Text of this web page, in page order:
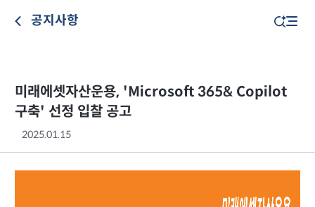
공지사항
미래에셋자산운용, 'Microsoft 365& Copilot
구축' 선정 입찰 공고
2025.01.15